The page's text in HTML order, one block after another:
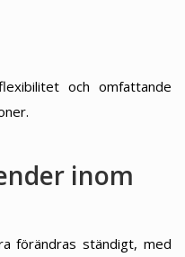
och omfattande
inom
förändras ständigt, med